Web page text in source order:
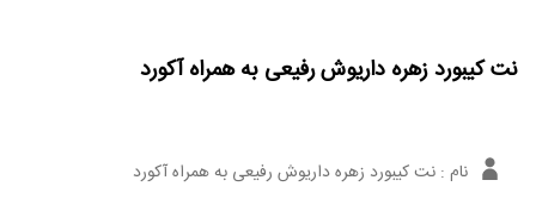
نت کیبورد زهره داریوش رفیعی به همراه آکورد
نام : نت کیبورد زهره داریوش رفیعی به همراه آکورد